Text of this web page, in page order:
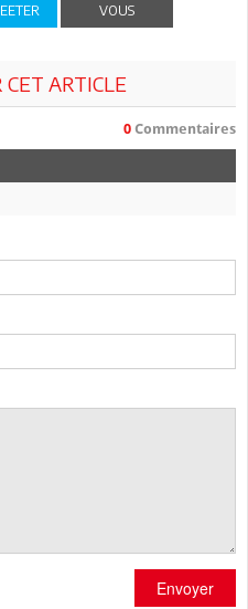
VOUS
ARTICLE
0 Commentaires
Envoyer